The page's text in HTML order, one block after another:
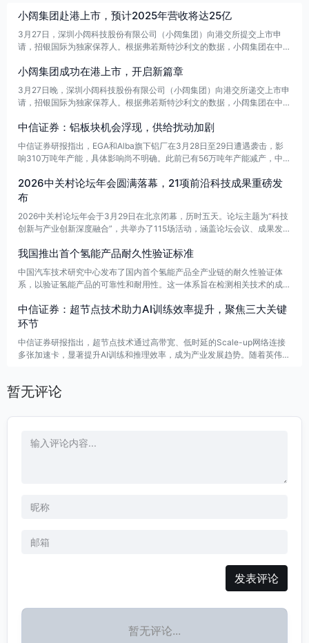
小阔集团赴港上市，预计2025年营收将达25亿
3月27日，深圳小阔科技股份有限公司（小阔集团）向港交所提交上市申
请，招银国际为独家保荐人。根据弗若斯特沙利文的数据，小阔集团在中国
司营收将达到近25亿元人民币，同比增长82.5%，复合年增长率为51%。同
时，2025年经调整净利润预计为1.55亿元人民币，三年复合年增长率为7
0%。
小阔集团成功在港上市，开启新篇章
3月27日晚，深圳小阔科技股份有限公司（小阔集团）向港交所递交上市申
请，招银国际为独家保荐人。根据弗若斯特沙利文的数据，小阔集团在中国
小阔集团营收将达到近25亿元人民币，同比增长82.5%，2023至2025年复
合年增长率为51%。同时，2025年经调整净利润预计为1.55亿元人民币，
三年复合年增长率为70%。
中信证券：铝板块机会浮现，供给扰动加剧
中信证券研报指出，EGA和Alba旗下铝厂在3月28日至29日遭遇袭击，影
响310万吨年产能，具体影响尚不明确。此前已有56万吨年产能减产，中东
尽管短期内存在供给扰动，中长期铝业的供需逻辑依然稳固，预计供给问题
可能推动铝价超预期上涨，投资铝板块的机会仍被看好。
2026中关村论坛年会圆满落幕，21项前沿科技成果重磅发
布
2026中关村论坛年会于3月29日在北京闭幕，历时五天。论坛主题为“科技
创新与产业创新深度融合”，共举办了115场活动，涵盖论坛会议、成果发
21项前沿科技成果。
我国推出首个氢能产品耐久性验证标准
中国汽车技术研究中心发布了国内首个氢能产品全产业链的耐久性验证体
系，以验证氢能产品的可靠性和耐用性。这一体系旨在检测相关技术的成熟
中信证券：超节点技术助力AI训练效率提升，聚焦三大关键
环节
中信证券研报指出，超节点技术通过高带宽、低时延的Scale-up网络连接
多张加速卡，显著提升AI训练和推理效率，成为产业发展趋势。随着英伟达
0亿美元。特别是交换芯片的国产替代机会值得关注，预计到2028年国产
亿元，未来成长空间广阔，建议关注国内以太网交换芯片企业及光互联环节
暂无评论
发表评论
暂无评论...